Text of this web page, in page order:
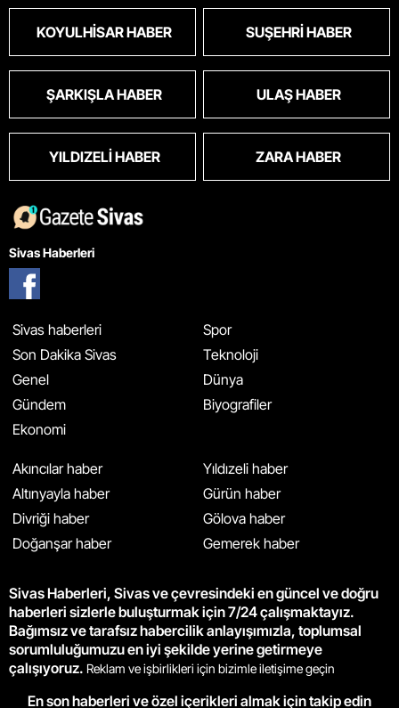
KOYULHISAR HABER SUŞEHRI HABER
ŞARKIŞLA HABER ULAŞ HABER
YILDIZELI HABER ZARA HABER
Sivas Haberleri
Sivas haberleri
Son Dakika Sivas
Genel
Gündem
Ekonomi
Spor
Teknoloji
Dünya
Biyografiler
Akıncılar haber
Altınyayla haber
Divriği haber
Doğanşar haber
Yıldızeli haber
Gürün haber
Gölova haber
Gemerek haber
Sivas Haberleri, Sivas ve çevresindeki en güncel ve doğru
haberleri sizlerle buluşturmak için 7/24 çalışmaktayız.
Bağımsız ve tarafsız habercilik anlayışımızla, toplumsal
sorumluluğumuzu en iyi şekilde yerine getirmeye
çalışıyoruz. Reklam ve işbirlikleri için bizimle iletişime geçin
En son haberleri ve özel içerikleri almak için takip edin